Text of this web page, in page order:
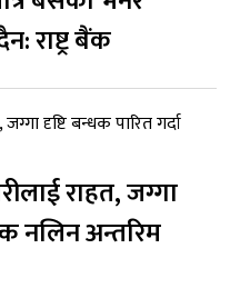
राष्ट्र बैंक
राहत, जग्गा
नलिन अन्तरिम